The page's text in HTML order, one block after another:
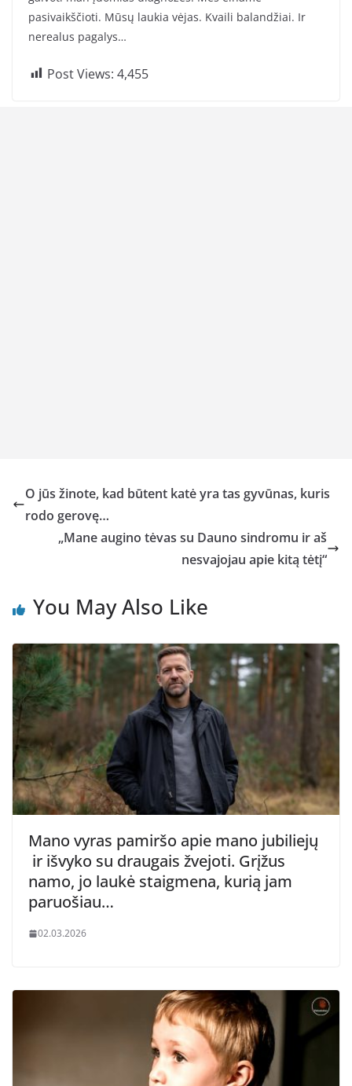
pasivaikščioti. Mūsų laukia vėjas. Kvaili balandžiai. Ir
nerealus pagalys…
Post Views: 4,455
O jūs žinote, kad būtent katė yra tas gyvūnas, kuris
rodo gerovę…
„Mane augino tėvas su Dauno sindromu ir aš
nesvajojau apie kitą tėtį“
You May Also Like
Mano vyras pamiršo apie mano jubiliejų
ir išvyko su draugais žvejoti. Grįžus
namo, jo laukė staigmena, kurią jam
paruošiau…
02.03.2026